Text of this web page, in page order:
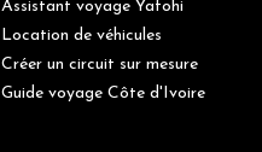
Assistant voyage Yafohi
Location de véhicules
Créer un circuit sur mesure
Guide voyage Côte d'Ivoire